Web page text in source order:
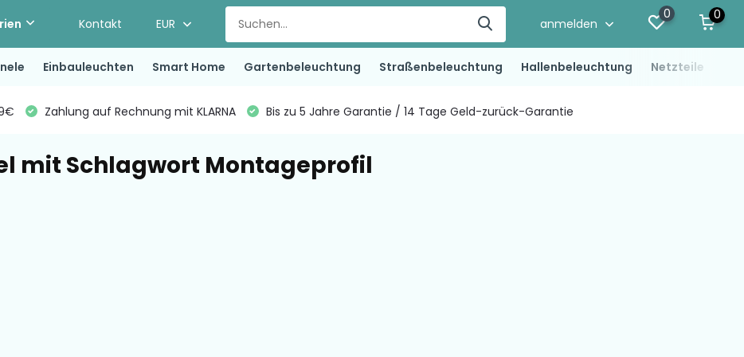
Kontakt EUR anmelden
0 0
Einbauleuchten Smart Home Gartenbeleuchtung Straßenbeleuchtung Hallenbeleuchtung Netzteile
Zahlung auf Rechnung mit KLARNA Bis zu 5 Jahre Garantie / 14 Tage Geld-zurück-Garantie
mit Schlagwort Montageprofil